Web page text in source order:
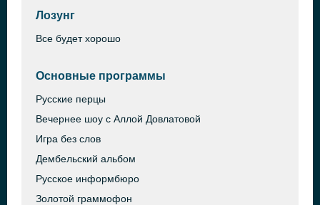
Лозунг
Все будет хорошо
Основные программы
Русские перцы
Вечернее шоу с Аллой Довлатовой
Игра без слов
Дембельский альбом
Русское информбюро
Золотой граммофон